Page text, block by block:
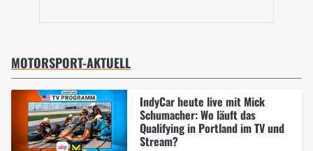
MOTORSPORT-AKTUELL
IndyCar heute live mit Mick
Schumacher: Wo läuft das
Qualifying in Portland im TV und
Stream?